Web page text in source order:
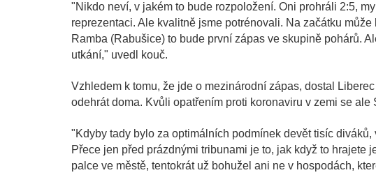
"Nikdo neví, v jakém to bude rozpoložení. Oni prohráli 2:5,
reprezentaci. Ale kvalitně jsme potrénovali. Na začátku
Ramba (Rabušice) to bude první zápas ve skupině pohárů.
utkání," uvedl kouč.
Vzhledem k tomu, že jde o mezinárodní zápas, dostal
odehrát doma. Kvůli opatřením proti koronaviru v zemi se
"Kdyby tady bylo za optimálních podmínek devět tisíc
Přece jen před prázdnými tribunami je to, jak když to hrajete
palce ve městě, tentokrát už bohužel ani ne v hospodách,